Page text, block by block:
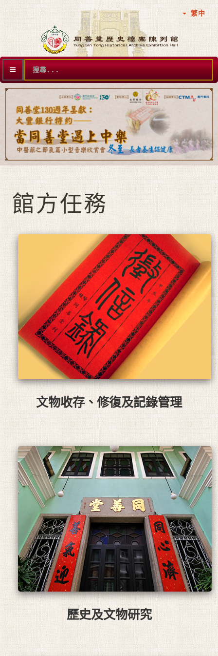
繁中
搜
尋...
館方任務
文物收存、修復及記錄管理
歷史及文物研究